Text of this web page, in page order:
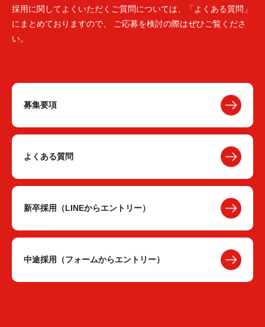
採用に関してよくいただくご質問については、「よくある質問」
にまとめておりますので、 ご応募を検討の際はぜひご覧くださ
い。
募集要項
よくある質問
新卒採用（LINEからエントリー）
中途採用（フォームからエントリー）